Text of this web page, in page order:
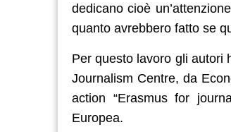
dedicano cioè
quanto avrebbero fatto se
Per questo lavoro gli autori
Journalism Centre, da
action “Erasmus for
Europea.